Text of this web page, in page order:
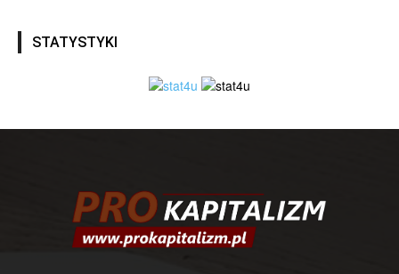
STATYSTYKI